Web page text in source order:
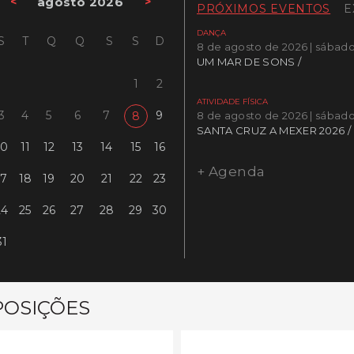
T Q Q S S D
1 2
4 5 6 7 8 9
11 12 13 14 15 16
18 19 20 21 22 23
25 26 27 28 29 30
PRÓXIMOS EVENTOS
DANÇA
8 de agosto de 2026 |
UM MAR DE SONS /
ATIVIDADE FÍSICA
8 de agosto de 2026 |
SANTA CRUZ A MEXER 2026 /
+ Agenda